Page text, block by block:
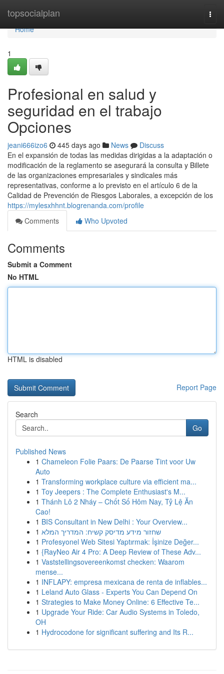
topsocialplan
Home
Home
1
Profesional en salud y
seguridad en el trabajo
Opciones
jeani666izo6 445 days ago News
Discuss
En el expansión de todas las medidas dirigidas a la adaptación o
modificación de la reglamento se asegurará la consulta y Billete
de las organizaciones empresariales y sindicales más
representativas, conforme a lo previsto en el artículo 6 de la
Calidad de Prevención de Riesgos Laborales, a excepción de los
https://mylesxhhnt.blogrenanda.com/profile
Comments
Who Upvoted
Comments
Submit a Comment
No HTML
HTML is disabled
Report Page
Search
Go
Published News
1 Chameleon Folie Paars: De Paarse Tint voor Uw
Auto
1 Transforming workplace culture via efficient ma...
1 Toy Jeepers : The Complete Enthusiast's M...
1 Thánh Lô 2 Nháy – Chốt Số Hôm Nay, Tỷ Lệ Ăn
Cao!
1 BIS Consultant in New Delhi : Your Overview...
1 שחזור מידע מדיסק קשיח: המדריך המלא
1 Profesyonel Web Sitesi Yaptırmak: İşinize Değer...
1 {RayNeo Air 4 Pro: A Deep Review of These Adv...
1 Vaststellingsovereenkomst checken: Waarom
mense...
1 INFLAPY: empresa mexicana de renta de inflables...
1 Leland Auto Glass - Experts You Can Depend On
1 Strategies to Make Money Online: 6 Effective Te...
1 Upgrade Your Ride: Car Audio Systems in Toledo,
OH
1 Hydrocodone for significant suffering and Its R...